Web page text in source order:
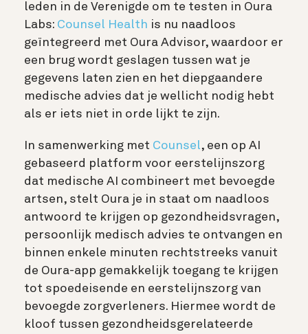
leden in de Verenigde om te testen in Oura
Labs: Counsel Health is nu naadloos
geïntegreerd met Oura Advisor, waardoor er
een brug wordt geslagen tussen wat je
gegevens laten zien en het diepgaandere
medische advies dat je wellicht nodig hebt
als er iets niet in orde lijkt te zijn.
In samenwerking met Counsel, een op AI
gebaseerd platform voor eerstelijnszorg
dat medische AI combineert met bevoegde
artsen, stelt Oura je in staat om naadloos
antwoord te krijgen op gezondheidsvragen,
persoonlijk medisch advies te ontvangen en
binnen enkele minuten rechtstreeks vanuit
de Oura-app gemakkelijk toegang te krijgen
tot spoedeisende en eerstelijnszorg van
bevoegde zorgverleners. Hiermee wordt de
kloof tussen gezondheidsgerelateerde